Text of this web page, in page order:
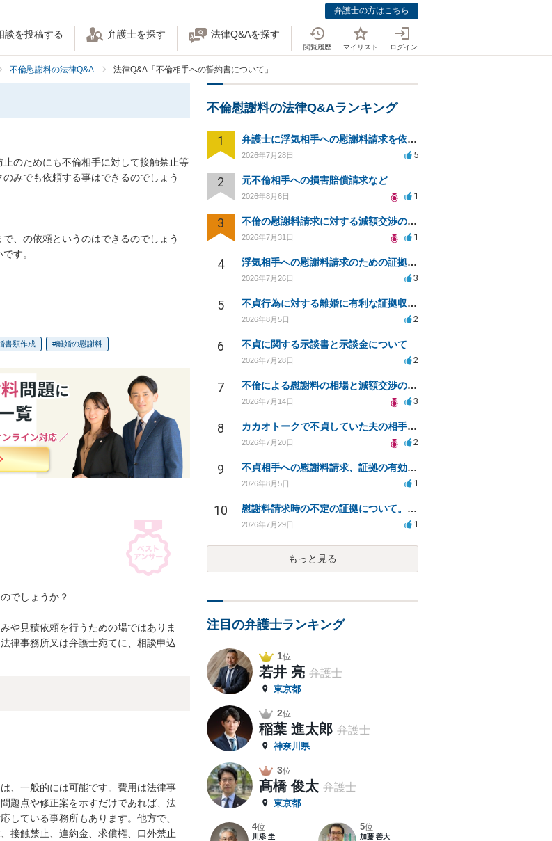
弁護士の方はこちら
談を投稿する 弁護士を探す 法律Q&Aを探す
閲覧履歴 マイリスト ログイン
不倫慰謝料の法律Q&A 法律Q&A「不倫相手への誓約書について」
のためにも不倫相手に対して接触禁止等
みでも依頼する事はできるのでしょう
、の依頼というのはできるのでしょう
す。
書類作成 離婚の慰謝料
でしょうか？
や見積依頼を行うための場ではありま
律事務所又は弁護士宛てに、相談申込
、一般的には可能です。費用は法律事
題点や修正案を示すだけであれば、法
している事務所もあります。他方で、
接触禁止、違約金、求償権、口外禁止
不倫慰謝料の法律Q&Aランキング
1 弁護士に浮気相手への慰謝料請求を依頼する費用相場は？
2026年7月28日 5
2 元不倫相手への損害賠償請求など
2026年8月6日 1
3 不倫の慰謝料請求に対する減額交渉の可能性と対策
2026年7月31日 1
4 浮気相手への慰謝料請求のための証拠集めと探偵選び
2026年7月26日 3
5 不貞行為に対する離婚に有利な証拠収集方法と法的手続きについて
2026年8月5日 2
6 不貞に関する示談書と示談金について
2026年7月28日 2
7 不倫による慰謝料の相場と減額交渉の可能性について
2026年7月14日 3
8 カカオトークで不貞していた夫の相手を特定したい
2026年7月20日 2
9 不貞相手への慰謝料請求、証拠の有効性と対応方法は？
2026年8月5日 1
10 慰謝料請求時の不定の証拠について。効力があるのか知りたい。
2026年7月29日 1
もっと見る
注目の弁護士ランキング
1位
若井 亮 弁護士
東京都
2位
稲葉 進太郎 弁護士
神奈川県
3位
髙橋 俊太 弁護士
東京都
4位
川添 圭
5位
加藤 善大